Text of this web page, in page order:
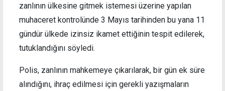
zanlının ülkesine gitmek istemesi üzerine yapılan
muhaceret kontrolünde 3 Mayıs tarihinden bu yana 11
gündür ülkede izinsiz ikamet ettiğinin tespit edilerek,
tutuklandığını söyledi.
Polis, zanlının mahkemeye çıkarılarak, bir gün ek süre
alındığını, ihraç edilmesi için gerekli yazışmaların